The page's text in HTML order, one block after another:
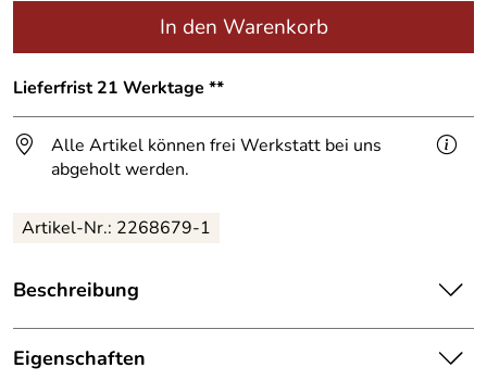
In den Warenkorb
Lieferfrist 21 Werktage **
Alle Artikel können frei Werkstatt bei uns
abgeholt werden.
Artikel-Nr.: 2268679-1
Beschreibung
HandgefertigteDokumentenhülseaus Kupfer.
Solch eine Dokumenten Hülse wird üblicherweise zur
Eigenschaften